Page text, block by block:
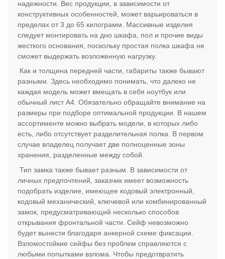
надежности. Вес продукции, в зависимости от
конструктивных особенностей, может варьироваться в
пределах от 3 до 65 килограмм. Массивные изделия
следует монтировать на дно шкафа, пол и прочие виды
жесткого основания, поскольку простая полка шкафа не
сможет выдержать возложенную нагрузку.
Как и толщина передней части, габариты также бывают
разными. Здесь необходимо понимать, что далеко не
каждая модель может вмещать в себя ноутбук или
обычный лист А4. Обязательно обращайте внимание на
размеры при подборе оптимальной продукции. В нашем
ассортименте можно выбрать модели, в которых либо
есть, либо отсутствует разделительная полка. В первом
случае владелец получает две полноценные зоны
хранения, разделенные между собой.
Тип замка также бывает разным. В зависимости от
личных предпочтений, заказчик имеет возможность
подобрать изделие, имеющее кодовый электронный,
кодовый механический, ключевой или комбинированный
замок, предусматривающий несколько способов
открывания фронтальной части. Сейф невозможно
будет вынести благодаря анкерной схеме фиксации.
Взломостойкие сейфы без проблем справляются с
любыми попытками взлома. Чтобы предотвратить